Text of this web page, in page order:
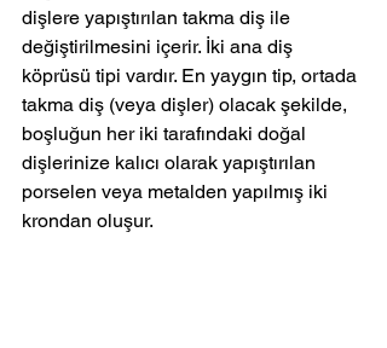
dişlere yapıştırılan takma diş ile
değiştirilmesini içerir. İki ana diş
köprüsü tipi vardır. En yaygın tip, ortada
takma diş (veya dişler) olacak şekilde,
boşluğun her iki tarafındaki doğal
dişlerinize kalıcı olarak yapıştırılan
porselen veya metalden yapılmış iki
krondan oluşur.